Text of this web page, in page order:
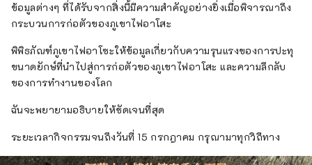
ข้อมูลต่างๆ ที่ได้รับจากสิ่งนี้มีความสำคัญอย่างยิ่งเมื่อพิจารณาถึง
กระบวนการก่อตัวของภูเขาไฟอาโสะ
พิพิธภัณฑ์ภูเขาไฟอาโซะให้ข้อมูลเกี่ยวกับความรุนแรงของการปะทุ
ขนาดยักษ์ที่นำไปสู่การก่อตัวของภูเขาไฟอาโสะ และความลึกลับ
ของการทำงานของโลก
ฉันจะพยายามอธิบายให้ชัดเจนที่สุด
ระยะเวลากิจกรรมจนถึงวันที่ 15 กรกฎาคม กรุณามาทุกวิถีทาง